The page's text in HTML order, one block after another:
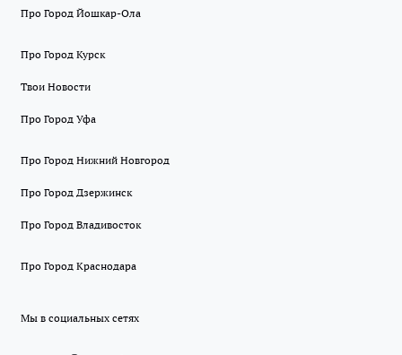
Про Город Йошкар-Ола
Про Город Курск
Твои Новости
Про Город Уфа
Про Город Нижний Новгород
Про Город Дзержинск
Про Город Владивосток
Про Город Краснодара
Мы в социальных сетях